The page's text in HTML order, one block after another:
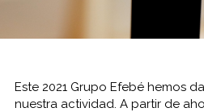
Este 2021 Grupo Efebé hemos
nuestra actividad. A partir de